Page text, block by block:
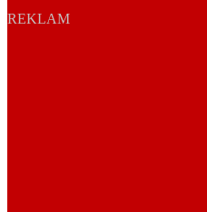
REKLAM